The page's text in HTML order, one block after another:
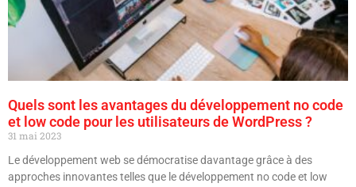
Quels sont les avantages du développement no code
et low code pour les utilisateurs de WordPress ?
31 mai 2023
Le développement web se démocratise davantage grâce à des
approches innovantes telles que le développement no code et low